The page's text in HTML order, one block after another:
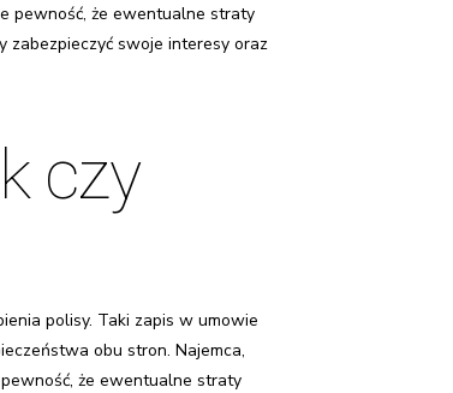
pewność, że ewentualne straty
zabezpieczyć swoje interesy oraz
czy
polisy. Taki zapis w umowie
obu stron. Najemca,
że ewentualne straty